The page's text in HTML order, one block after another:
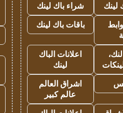
لينك
شراء باك لينك
باقات باك لينك
اعلانات الباك
لينك
اشراق العالم
عالم كبير